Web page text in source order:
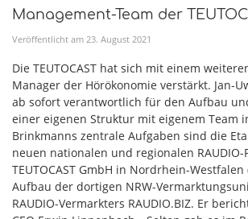
Management-Team der
Veröffentlicht am 23. August 2021
Die TEUTOCAST hat sich mit einem
Manager der Hörökonomie verstärkt. Jan-
ab sofort verantwortlich für den Aufbau
einer eigenen Struktur mit eigenem Team
Brinkmanns zentrale Aufgaben sind die
neuen nationalen und regionalen
TEUTOCAST GmbH in Nordrhein-
Aufbau der dortigen NRW-
RAUDIO-Vermarkters RAUDIO.BIZ. Er